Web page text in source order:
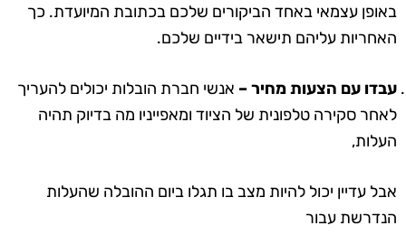
באופן עצמאי באחד הביקורים שלכם בכתובת המיועדת. כך
האחריות עליהם תישאר בידיים שלכם.
עבדו עם הצעות מחיר – אנשי חברת הובלות יכולים להעריך
לאחר סקירה טלפונית של הציוד ומאפייניו מה בדיוק תהיה
העלות,
אבל עדיין יכול להיות מצב בו תגלו ביום ההובלה שהעלות
הנדרשת עבור